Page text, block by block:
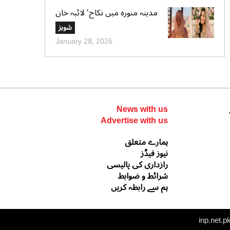
مدینہ منورہ میں نکاح‘ لائبہ خان
کی دعائے خیر کی تصاویر بھی
وائرل
شوبز
January 28, 2026
News with us
Advertise with us
ہمارے متعلق
نیوز فیڈز
رازداری کی پالیسی
شرائط و ضوابط
ہم سے رابطہ کریں